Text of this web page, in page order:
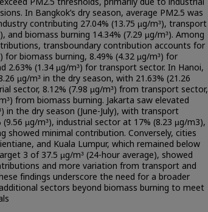
In Bangkok’s dry season, average PM2.5 was
contributing 27.04% (13.75 µg/m³), transport
and biomass burning 14.34% (7.29 µg/m³). Among
transboundary contribution accounts for
for biomass burning, 8.49% (4.32 µg/m³) for
2.63% (1.34 µg/m³) for transport sector. In Hanoi,
µg/m³ in the dry season, with 21.63% (21.26
sector, 8.12% (7.98 µg/m³) from transport sector,
from biomass burning. Jakarta saw elevated
in the dry season (June-July), with transport
µg/m³), industrial sector at 17% (8.23 µg/m3),
showed minimal contribution. Conversely, cities
and Kuala Lumpur, which remained below
3 of 37.5 µg/m³ (24-hour average), showed
and more variation from transport and
findings underscore the need for a broader
sectors beyond biomass burning to meet